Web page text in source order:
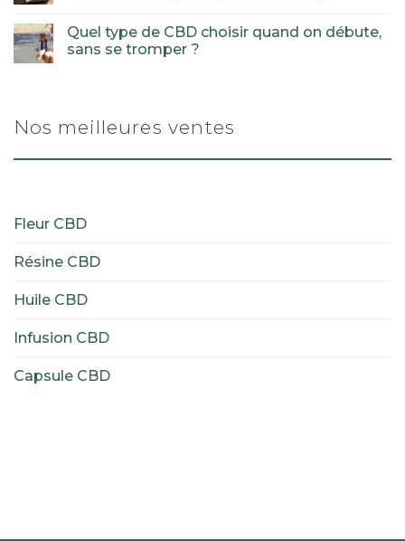
Quel type de CBD choisir quand on débute,
sans se tromper ?
Nos meilleures ventes
Fleur CBD
Résine CBD
Huile CBD
Infusion CBD
Capsule CBD